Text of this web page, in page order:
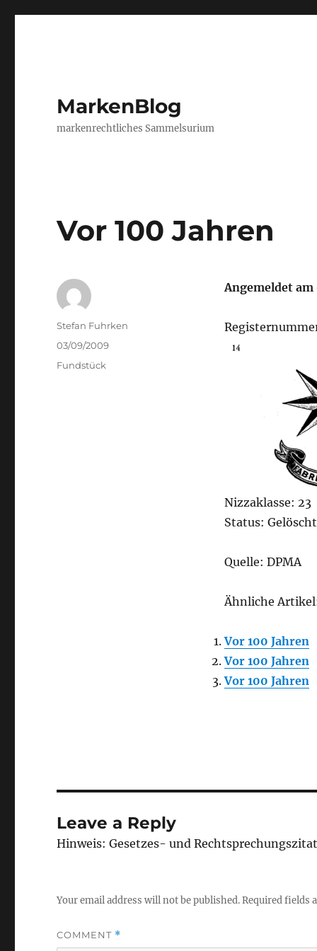
MarkenBlog
markenrechtliches Sammelsurium
Vor 100 Jahren
Angemeldet
Nizzaklasse: 23
Status: Gelöscht
Quelle: DPMA
Ähnliche
Vor 100 Jahren
Vor 100 Jahren
Vor 100 Jahren
Author
Stefan Fuhrken
Posted
03/09/2009
Categories
Fundstück
Leave a Reply
Hinweis: Gesetzes- und
Your email address will not be published.Required fields
COMMENT *